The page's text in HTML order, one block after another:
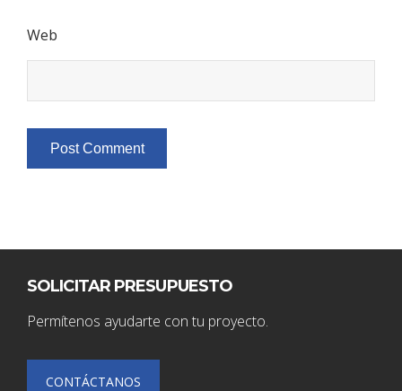
Web
SOLICITAR PRESUPUESTO
Permítenos ayudarte con tu proyecto.
CONTÁCTANOS